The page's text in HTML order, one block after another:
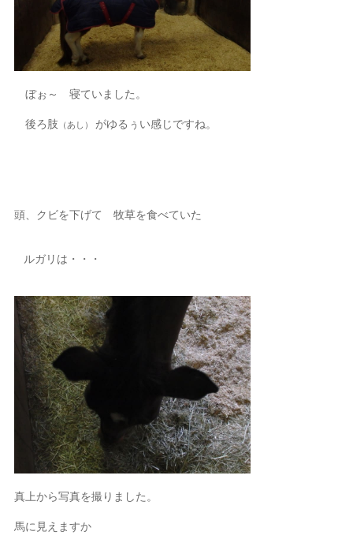
ぼぉ～ 寝ていました。
後ろ肢 （あし） がゆるぅい感じですね。
頭、クビを下げて 牧草を食べていた
ルガリは・・・
真上から写真を撮りました。
馬に見えますか